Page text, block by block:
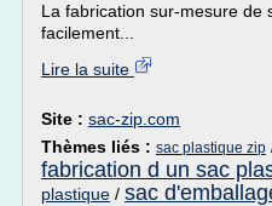
La fabrication sur-mesure de
facilement...
Lire la suite
Site : sac-zip.com
Thèmes liés : sac plastique zip
fabrication d un sac
plastique / sac